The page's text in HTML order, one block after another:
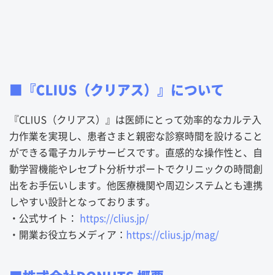
『CLIUS（クリアス）』について
『CLIUS（クリアス）』は医師にとって効率的なカルテ入
力作業を実現し、患者さまと親密な診察時間を設けること
ができる電子カルテサービスです。直感的な操作性と、自
動学習機能やレセプト分析サポートでクリニックの時間創
出をお手伝いします。他医療機関や周辺システムとも連携
しやすい設計となっております。
・公式サイト：
https://clius.jp/
・開業お役立ちメディア：
https://clius.jp/mag/